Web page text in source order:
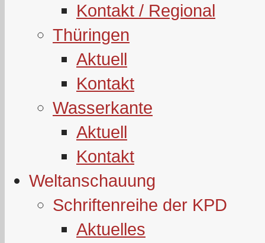
Kontakt / Regional
Thüringen
Aktuell
Kontakt
Wasserkante
Aktuell
Kontakt
Weltanschauung
Schriftenreihe der KPD
Aktuelles